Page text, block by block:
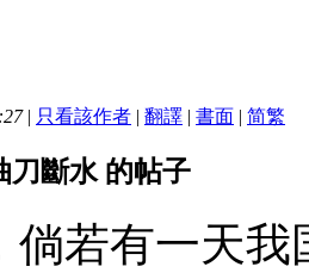
| 只看該作者 | 翻譯 | 書面 | 简繁
刀斷水 的帖子
倘若有一天